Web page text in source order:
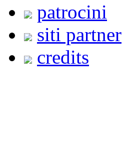
patrocini
siti partner
credits